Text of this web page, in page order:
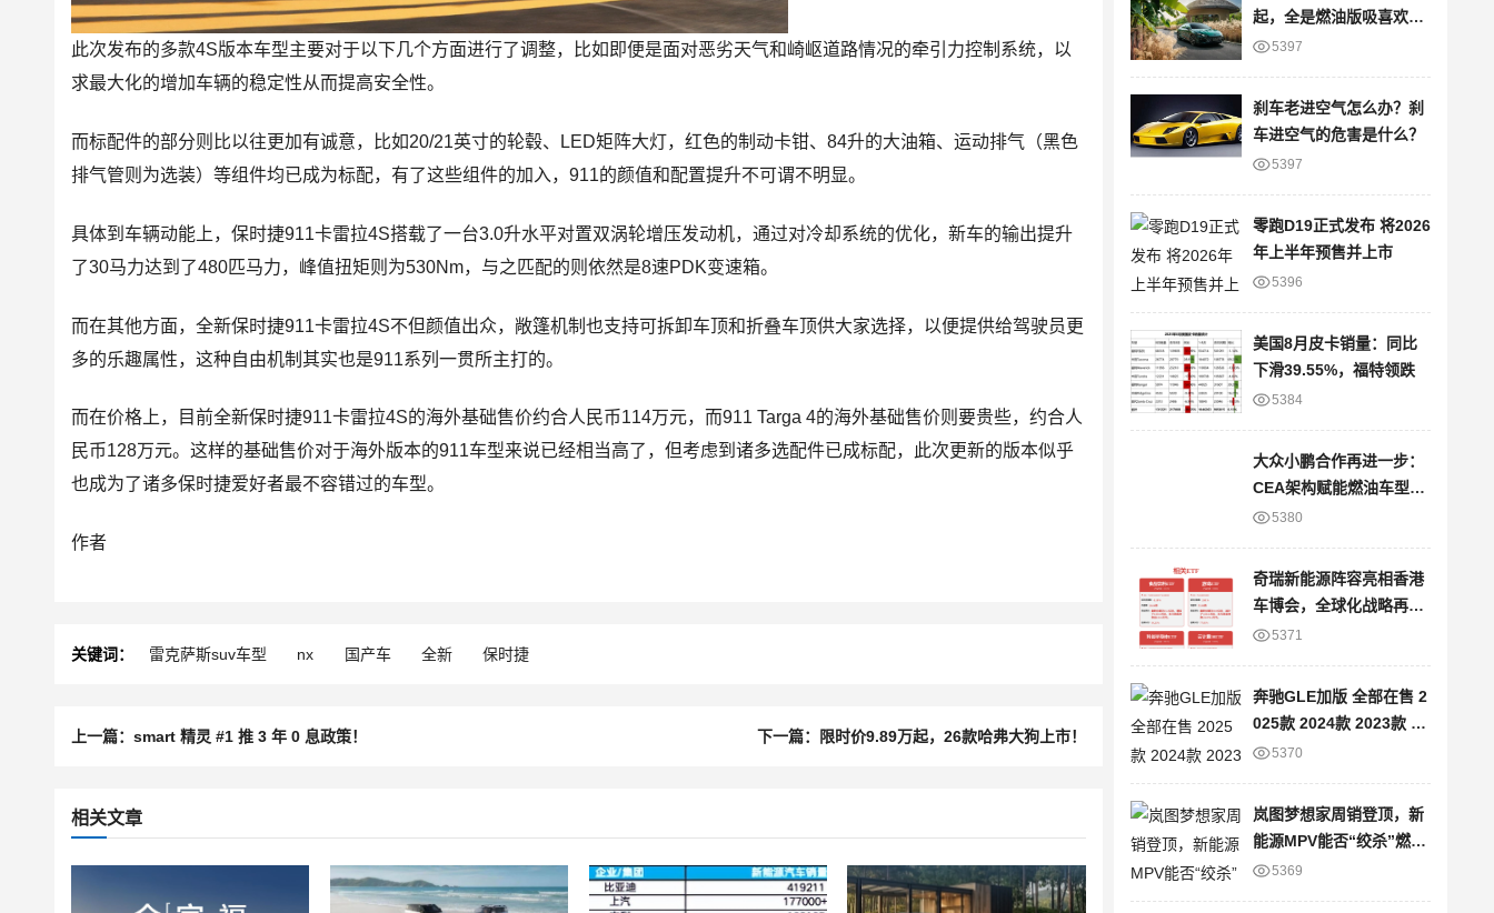
起，全是燃油版吸喜欢的
进 5397
刹车老进空气怎么办？刹
车进空气的危害是什么？
5397
零跑D19正式发布 将2026
年上半年预售并上市
5396
美国8月皮卡销量：同比
下滑39.55%，福特领跌
5384
大众小鹏合作再进一步：
CEA架构赋能燃油车型，
智能网联版图再拓展
5380
奇瑞新能源阵容亮相香港
车博会，全球化战略再提
速 5371
奔驰GLE加版 全部在售 2
025款 2024款 2023款 20
22款 2021款 2020款平行
惠 目前80万元起售
5370
岚图梦想家周销登顶，新
能源MPV能否“绞杀”燃油
车？5369
此次发布的多款4S版本车型主要对于以下几个方面进行了调整，比如即便是面对恶劣天气和崎岖道路情况的牵引力控制系统，以
求最大化的增加车辆的稳定性从而提高安全性。
而标配件的部分则比以往更加有诚意，比如20/21英寸的轮毂、LED矩阵大灯，红色的制动卡钳、84升的大油箱、运动排气（黑色
排气管则为选装）等组件均已成为标配，有了这些组件的加入，911的颜值和配置提升不可谓不明显。
具体到车辆动能上，保时捷911卡雷拉4S搭载了一台3.0升水平对置双涡轮增压发动机，通过对冷却系统的优化，新车的输出提升
了30马力达到了480匹马力，峰值扭矩则为530Nm，与之匹配的则依然是8速PDK变速箱。
而在其他方面，全新保时捷911卡雷拉4S不但颜值出众，敞篷机制也支持可拆卸车顶和折叠车顶供大家选择，以便提供给驾驶员更
多的乐趣属性，这种自由机制其实也是911系列一贯所主打的。
而在价格上，目前全新保时捷911卡雷拉4S的海外基础售价约合人民币114万元，而911 Targa 4的海外基础售价则要贵些，约合人
民币128万元。这样的基础售价对于海外版本的911车型来说已经相当高了，但考虑到诸多选配件已成标配，此次更新的版本似乎
也成为了诸多保时捷爱好者最不容错过的车型。
作者
关键词： 雷克萨斯suv车型 nx 国产车 全新 保时捷
上一篇：smart 精灵 #1 推 3 年 0 息政策！ 下一篇：限时价9.89万起，26款哈弗大狗上市！
相关文章